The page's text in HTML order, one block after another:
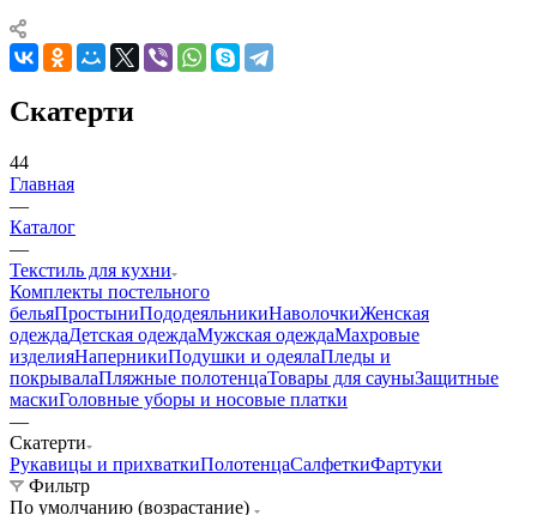
Скатерти
44
Главная
—
Каталог
—
Текстиль для кухни
Комплекты постельного
бельяПростыниПододеяльникиНаволочкиЖенская
одеждаДетская одеждаМужская одеждаМахровые
изделияНаперникиПодушки и одеялаПледы и
покрывалаПляжные полотенцаТовары для сауныЗащитные
маскиГоловные уборы и носовые платки
—
Скатерти
Рукавицы и прихваткиПолотенцаСалфеткиФартуки
Фильтр
По умолчанию (возрастание)